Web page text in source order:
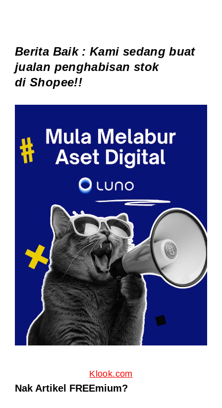
Berita Baik : Kami sedang buat
jualan penghabisan stok
diShopee!!
Klook.com
Nak Artikel FREEmium?